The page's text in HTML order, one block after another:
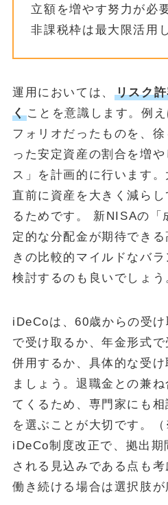
立額を増やす努力が必
非課税枠は最大限活用
運用においては、
リスク
くことを意識します。例
フォリオだったものを、
った安定資産の割合を増
ス」を計画的に行います
直前に資産を大きく減ら
るためです。 新NISAの「
定的な分配金が期待でき
きの比較的マイルドなバ
検討するのも良いでしょう
iDeCoは、60歳からの受
で受け取るか、年金形式
併用するか、具体的な受
ましょう。退職金との兼
てくるため、専門家にも
を選ぶことが大切です。
iDeCo制度改正で、拠出
される見込みである点も
働き続ける場合は選択肢が